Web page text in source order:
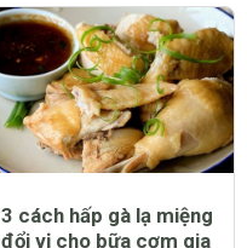
3 cách hấp gà lạ miệng
đổi vị cho bữa cơm gia